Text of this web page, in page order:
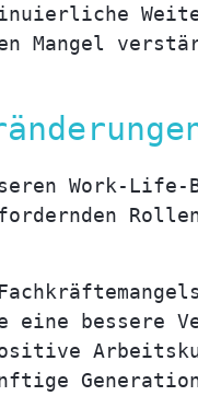
Mangel
Work-
bessere